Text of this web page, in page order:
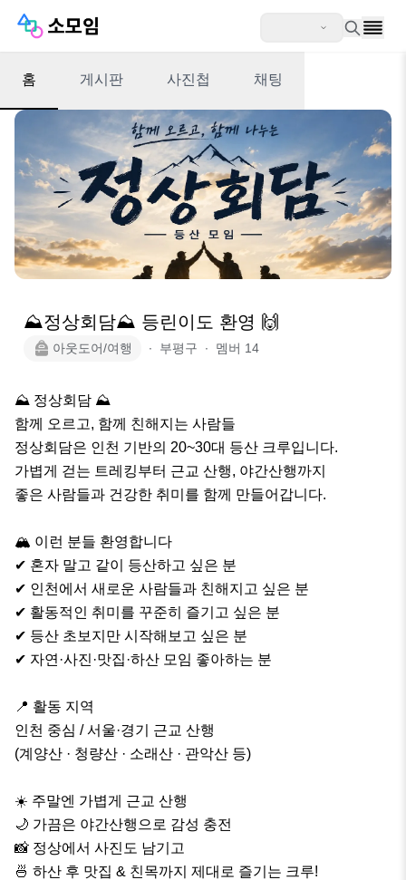
홈 게시판 사진첩 채팅
⛰️정상회담⛰️ 등린이도 환영 🙌
아웃도어/여행 ∙ 부평구 ∙ 멤버 14
⛰️ 정상회담 ⛰️
함께 오르고, 함께 친해지는 사람들
정상회담은 인천 기반의 20~30대 등산 크루입니다.
가볍게 걷는 트레킹부터 근교 산행, 야간산행까지
좋은 사람들과 건강한 취미를 함께 만들어갑니다.
🏔 이런 분들 환영합니다
✔ 혼자 말고 같이 등산하고 싶은 분
✔ 인천에서 새로운 사람들과 친해지고 싶은 분
✔ 활동적인 취미를 꾸준히 즐기고 싶은 분
✔ 등산 초보지만 시작해보고 싶은 분
✔ 자연·사진·맛집·하산 모임 좋아하는 분
📍 활동 지역
인천 중심 / 서울·경기 근교 산행
(계양산 · 청량산 · 소래산 · 관악산 등)
☀️ 주말엔 가볍게 근교 산행
🌙 가끔은 야간산행으로 감성 충전
📸 정상에서 사진도 남기고
🍜 하산 후 맛집 & 친목까지 제대로 즐기는 크루!